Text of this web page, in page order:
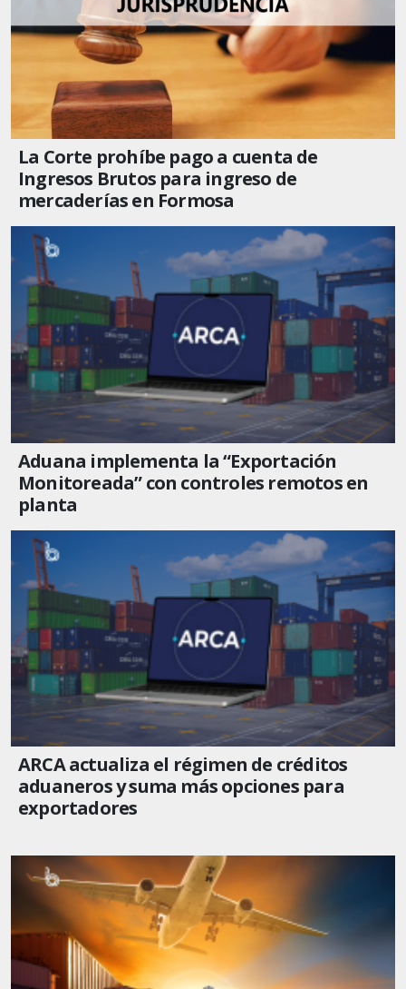
La Corte prohíbe pago a cuenta de
Ingresos Brutos para ingreso de
mercaderías en Formosa
Aduana implementa la “Exportación
Monitoreada” con controles remotos en
planta
ARCA actualiza el régimen de créditos
aduaneros y suma más opciones para
exportadores